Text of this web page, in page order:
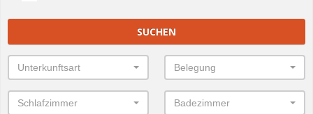
SUCHEN
Unterkunftsart Belegung
Schlafzimmer Badezimmer